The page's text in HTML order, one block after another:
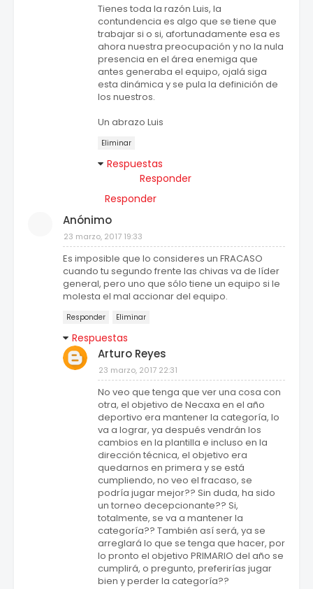
Tienes toda la razón Luis, la
contundencia es algo que se tiene que
trabajar si o si, afortunadamente esa es
ahora nuestra preocupación y no la nula
presencia en el área enemiga que
antes generaba el equipo, ojalá siga
esta dinámica y se pula la definición de
los nuestros.
Un abrazo Luis
Eliminar
Respuestas
Responder
Responder
Anónimo
23 marzo, 2017 19:33
Es imposible que lo consideres un FRACASO
cuando tu segundo frente las chivas va de líder
general, pero uno que sólo tiene un equipo si le
molesta el mal accionar del equipo.
Responder Eliminar
Respuestas
Arturo Reyes
23 marzo, 2017 22:31
No veo que tenga que ver una cosa con
otra, el objetivo de Necaxa en el año
deportivo era mantener la categoría, lo
va a lograr, ya después vendrán los
cambios en la plantilla e incluso en la
dirección técnica, el objetivo era
quedarnos en primera y se está
cumpliendo, no veo el fracaso, se
podría jugar mejor?? Sin duda, ha sido
un torneo decepcionante?? Si,
totalmente, se va a mantener la
categoría?? También así será, ya se
arreglará lo que se tenga que hacer, por
lo pronto el objetivo PRIMARIO del año se
cumplirá, o pregunto, preferirías jugar
bien y perder la categoría??